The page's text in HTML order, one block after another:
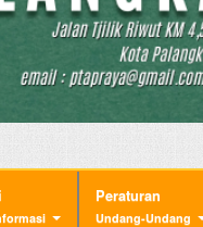
Peraturan
Undang-Undang